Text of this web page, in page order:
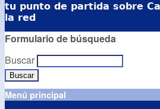
tu punto de partida sobre
la red
Formulario de búsqueda
Buscar
Menú principal